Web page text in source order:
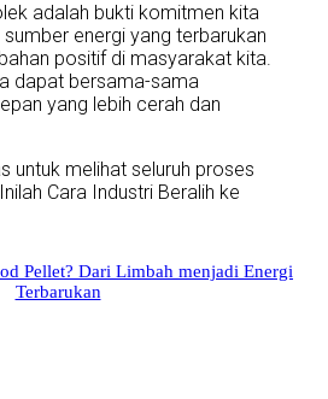
adalah bukti komitmen kita
energi yang terbarukan
positif di masyarakat kita.
dapat bersama-sama
yang lebih cerah dan
untuk melihat seluruh proses
Inilah Cara Industri Beralih ke
Pellet? Dari Limbah menjadi Energi
Terbarukan